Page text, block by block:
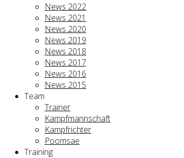
News 2022
News 2021
News 2020
News 2019
News 2018
News 2017
News 2016
News 2015
Team
Trainer
Kampfmannschaft
Kampfrichter
Poomsae
Training